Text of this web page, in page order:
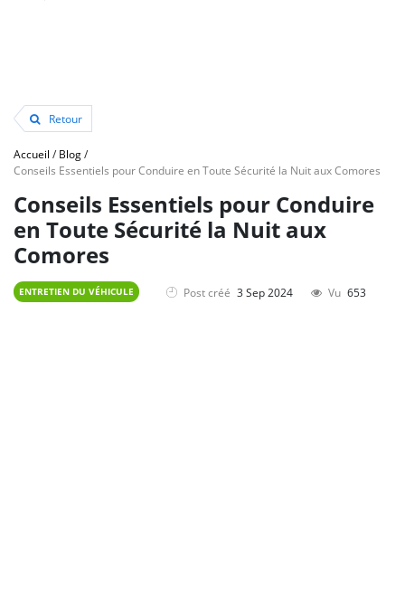
Retour
Accueil /Blog/
Conseils Essentiels pour Conduire en Toute Sécurité la Nuit aux Comores
Conseils Essentiels pour Conduire
en Toute Sécurité la Nuit aux
Comores
ENTRETIEN DU VÉHICULE Post créé 3 Sep 2024 Vu 653